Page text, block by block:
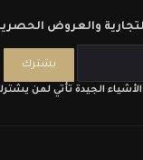
الأشياء الجيدة تأتي لمن